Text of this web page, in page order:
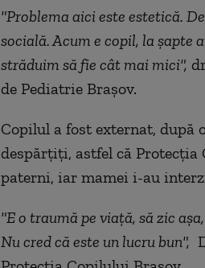
"Problema aici este estetică.
socială. Acum e copil, la şapte
străduim să fie cât mai mici",
de Pediatrie Braşov.
Copilul a fost externat, după
despărţiţi, astfel că
paterni, iar mamei i-au
"E o traumă pe viaţă, să zic
Nu cred că este un lucru bun",